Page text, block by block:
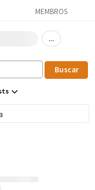
MEMBROS
...